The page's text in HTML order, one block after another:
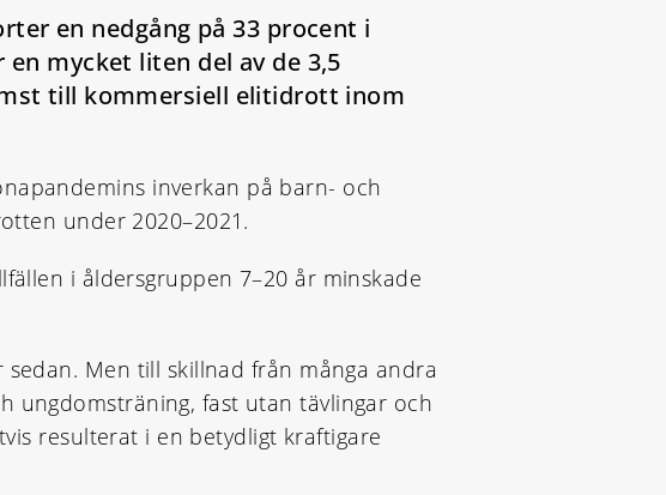
en nedgång på 33 procent i
mycket liten del av de 3,5
till kommersiell elitidrott inom
inverkan på barn- och
under 2020–2021.
i åldersgruppen 7–20 år minskade
Men till skillnad från många andra
ungdomsträning, fast utan tävlingar och
resulterat i en betydligt kraftigare